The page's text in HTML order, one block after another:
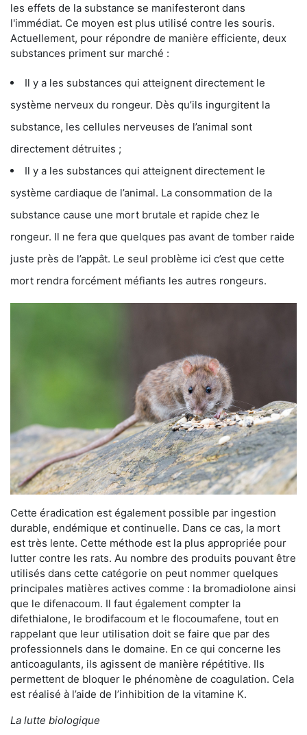
les effets de la substance se manifesteront dans
l'immédiat. Ce moyen est plus utilisé contre les souris.
Actuellement, pour répondre de manière efficiente, deux
substances priment sur marché :
Il y a les substances qui atteignent directement le
système nerveux du rongeur. Dès qu’ils ingurgitent la
substance, les cellules nerveuses de l’animal sont
directement détruites ;
Il y a les substances qui atteignent directement le
système cardiaque de l’animal. La consommation de la
substance cause une mort brutale et rapide chez le
rongeur. Il ne fera que quelques pas avant de tomber raide
juste près de l’appât. Le seul problème ici c’est que cette
mort rendra forcément méfiants les autres rongeurs.
Cette éradication est également possible par ingestion
durable, endémique et continuelle. Dans ce cas, la mort
est très lente. Cette méthode est la plus appropriée pour
lutter contre les rats. Au nombre des produits pouvant être
utilisés dans cette catégorie on peut nommer quelques
principales matières actives comme : la bromadiolone ainsi
que le difenacoum. Il faut également compter la
difethialone, le brodifacoum et le flocoumafene, tout en
rappelant que leur utilisation doit se faire que par des
professionnels dans le domaine. En ce qui concerne les
anticoagulants, ils agissent de manière répétitive. Ils
permettent de bloquer le phénomène de coagulation. Cela
est réalisé à l’aide de l’inhibition de la vitamine K.
La lutte biologique